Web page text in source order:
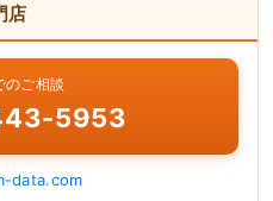
店
のご相談
5953
data.com